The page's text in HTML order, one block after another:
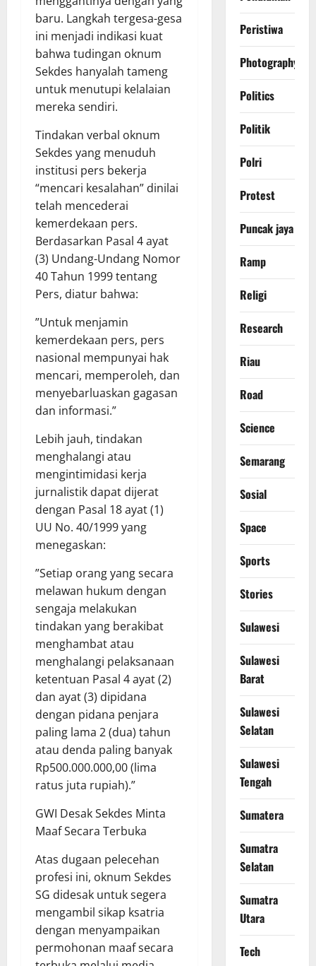
baru. Langkah tergesa-gesa
ini menjadi indikasi kuat
bahwa tudingan oknum
Sekdes hanyalah tameng
untuk menutupi kelalaian
mereka sendiri.
​Tindakan verbal oknum
Sekdes yang menuduh
institusi pers bekerja
“mencari kesalahan” dinilai
telah mencederai
kemerdekaan pers.
Berdasarkan Pasal 4 ayat
(3) Undang-Undang Nomor
40 Tahun 1999 tentang
Pers, diatur bahwa:
​”Untuk menjamin
kemerdekaan pers, pers
nasional mempunyai hak
mencari, memperoleh, dan
menyebarluaskan gagasan
dan informasi.”
​Lebih jauh, tindakan
menghalangi atau
mengintimidasi kerja
jurnalistik dapat dijerat
dengan Pasal 18 ayat (1)
UU No. 40/1999 yang
menegaskan:
​”Setiap orang yang secara
melawan hukum dengan
sengaja melakukan
tindakan yang berakibat
menghambat atau
menghalangi pelaksanaan
ketentuan Pasal 4 ayat (2)
dan ayat (3) dipidana
dengan pidana penjara
paling lama 2 (dua) tahun
atau denda paling banyak
Rp500.000.000,00 (lima
ratus juta rupiah).”
​GWI Desak Sekdes Minta
Maaf Secara Terbuka
​Atas dugaan pelecehan
profesi ini, oknum Sekdes
SG didesak untuk segera
mengambil sikap ksatria
dengan menyampaikan
permohonan maaf secara
Peristiwa
Photography
Politics
Politik
Polri
Protest
Puncak jaya
Ramp
Religi
Research
Riau
Road
Science
Semarang
Sosial
Space
Sports
Stories
Sulawesi
Sulawesi
Barat
Sulawesi
Selatan
Sulawesi
Tengah
Sumatera
Sumatra
Selatan
Sumatra
Utara
Tech